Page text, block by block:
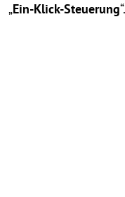
„Ein-Klick-Steuerung“.